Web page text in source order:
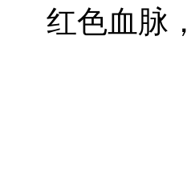
红色血脉